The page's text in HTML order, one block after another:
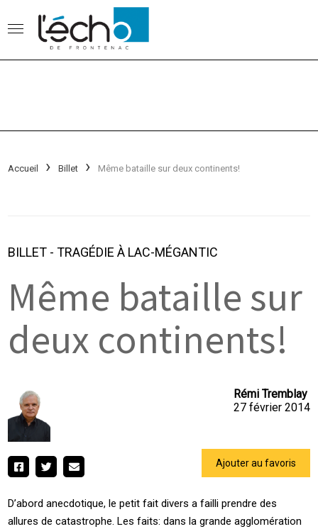
Accueil Billet Même bataille sur deux continents!
BILLET -TRAGÉDIE À LAC-MÉGANTIC
Même bataille sur
deux continents!
Rémi Tremblay
27 février 2014
Ajouter au favoris
D’abord anecdotique, le petit fait divers a failli prendre des
allures de catastrophe. Les faits: dans la grande agglomération